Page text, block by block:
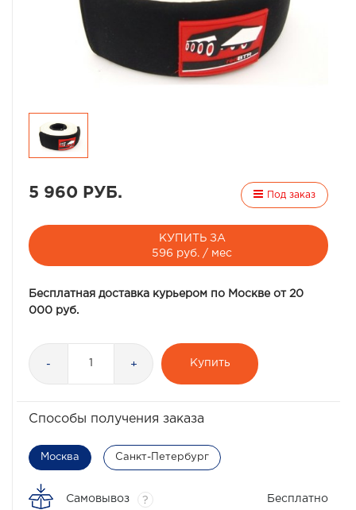
5 960 РУБ. Под заказ
КУПИТЬ ЗА
596 руб. / мес
Бесплатная доставка курьером по Москве от 20
000 руб.
- + Купить
Способы получения заказа
Москва Санкт-Петербург
Самовывоз ? Бесплатно